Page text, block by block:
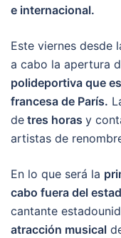
e internacional.
Este viernes desde
a cabo la apertura
polideportiva que
francesa de París.
de tres horas y
artistas de
En lo que será la
cabo fuera del
cantante
atracción musical